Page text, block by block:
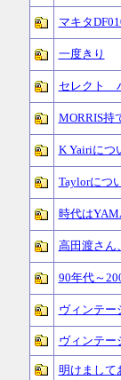
マキタ
一度きり
セレクト
MORRIS持
K Yairiにつ
Taylorにつ
時代は
高田渡さん
90年代～
ヴィンテー
ヴィンテー
明けまして